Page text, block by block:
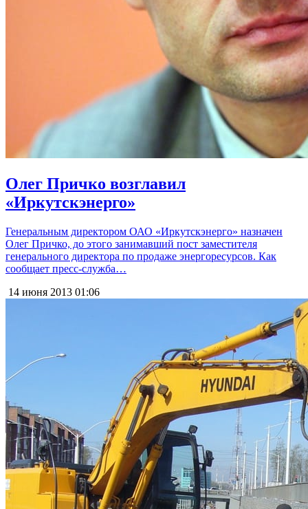
Олег Причко возглавил
«Иркутскэнерго»
Генеральным директором ОАО «Иркутскэнерго» назначен
Олег Причко, до этого занимавший пост заместителя
генерального директора по продаже энергоресурсов. Как
сообщает пресс-служба…
14 июня 2013 01:06